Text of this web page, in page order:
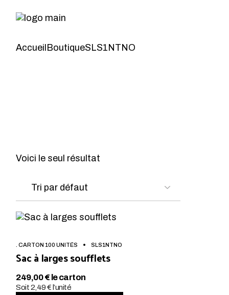
Accueil BoutiqueSLS1NTNO
Voici le seul résultat
. CARTON 100 UNITÉS SLS1NTNO
Sac à larges soufflets
249,00 € le carton
Soit 2,49 € l’unité